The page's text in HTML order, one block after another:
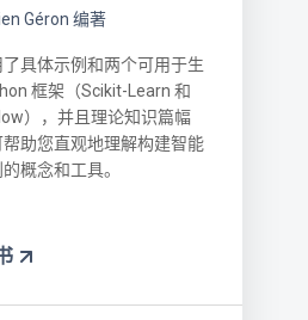
Géron 编著
具体示例和两个可用于生
框架（Scikit-Learn 和
），并且理论知识篇幅
帮助您直观地理解构建智能
概念和工具。